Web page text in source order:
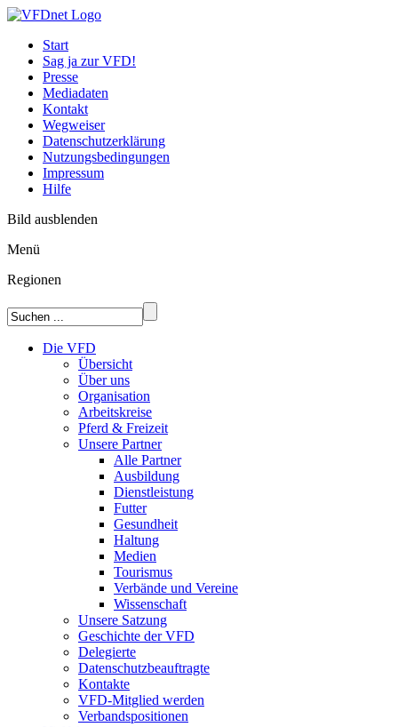
Start
Sag ja zur VFD!
Presse
Mediadaten
Kontakt
Wegweiser
Datenschutzerklärung
Nutzungsbedingungen
Impressum
Hilfe
Bild ausblenden
Menü
Regionen
Die VFD
Übersicht
Über uns
Organisation
Arbeitskreise
Pferd & Freizeit
Unsere Partner
Alle Partner
Ausbildung
Dienstleistung
Futter
Gesundheit
Haltung
Medien
Tourismus
Verbände und Vereine
Wissenschaft
Unsere Satzung
Geschichte der VFD
Delegierte
Datenschutzbeauftragte
Kontakte
VFD-Mitglied werden
Verbandspositionen